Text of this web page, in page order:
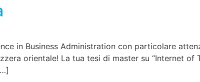
in Business Administration con particolare
orientale! La tua tesi di master su “Internet of